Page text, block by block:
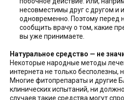
несовместимы друг с другом и
одновременно. Поэтому перед
сообщить врачу о том, какие
вы уже принимаете.
Натуральное средство — не
Некоторые народные методы
интернета не только бесполезны,
Многие фитопрепараты и другие
клинических испытаний, ни
случаев такие средства могут